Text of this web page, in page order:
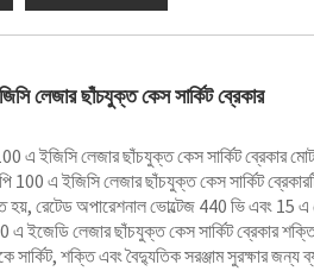
লেজার ছাঁচযুক্ত কেস সার্কিট ব্রেকার
এ ইজিসি লেজার ছাঁচযুক্ত কেস সার্কিট ব্রেকার
100 এ ইজিসি লেজার ছাঁচযুক্ত কেস সার্কিট
হয়, রেটেড অপারেশনাল ভোল্টেজ 440 ভি এবং 15
এ ইজেডি লেজার ছাঁচযুক্ত কেস সার্কিট ব্রেকার
সার্কিট, শক্তি এবং বৈদ্যুতিক সরঞ্জাম সুরক্ষার জন্য